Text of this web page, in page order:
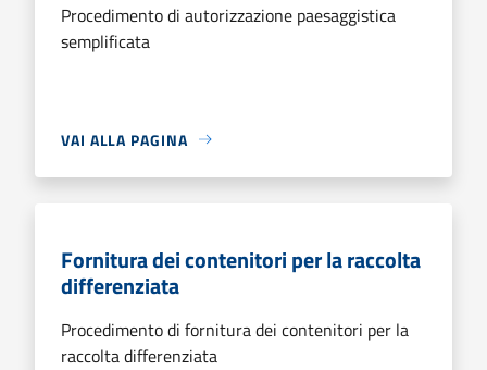
Procedimento di autorizzazione paesaggistica
semplificata
VAI ALLA PAGINA
Fornitura dei contenitori per la raccolta
differenziata
Procedimento di fornitura dei contenitori per la
raccolta differenziata